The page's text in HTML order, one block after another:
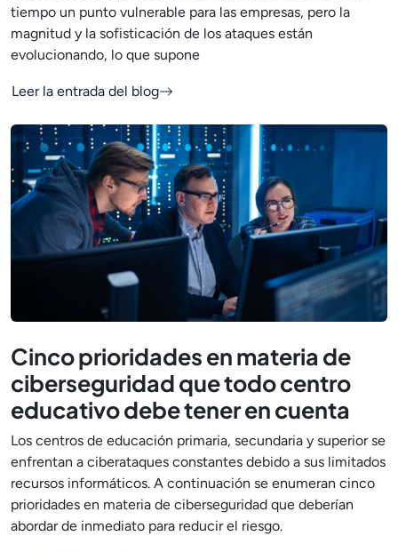
tiempo un punto vulnerable para las empresas, pero la
magnitud y la sofisticación de los ataques están
evolucionando, lo que supone
Leer la entrada del blog
Cinco prioridades en materia de
ciberseguridad que todo centro
educativo debe tener en cuenta
Los centros de educación primaria, secundaria y superior se
enfrentan a ciberataques constantes debido a sus limitados
recursos informáticos. A continuación se enumeran cinco
prioridades en materia de ciberseguridad que deberían
abordar de inmediato para reducir el riesgo.